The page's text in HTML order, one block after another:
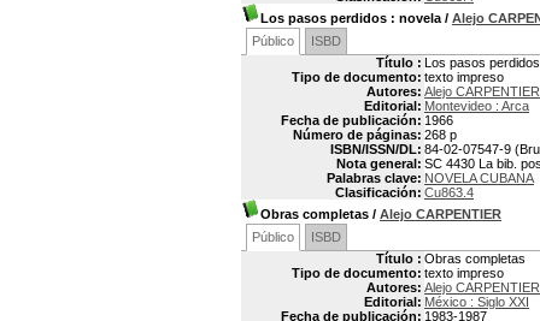
Los pasos perdidos : novela / Alejo
Público
ISBD
Título : Los pasos
Tipo de documento: texto impreso
Autores: Alejo
Editorial: Montevideo : Arca
Fecha de publicación: 1966
Número de páginas: 268 p
ISBN/ISSN/DL: 84-02-07547-9
Nota general: SC 4430 La bib.
Palabras clave: NOVELA CUBANA
Clasificación: Cu863.4
Obras completas / Alejo CARPENTIER
Público
ISBD
Título : Obras completas
Tipo de documento: texto impreso
Autores: Alejo
Editorial: México : Siglo XXI
Fecha de publicación: 1983-1987